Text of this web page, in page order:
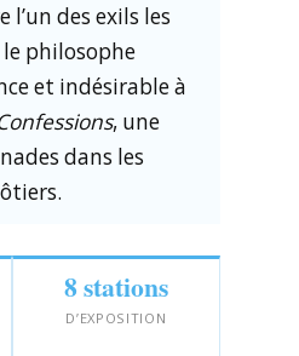
l’un des exils les
le philosophe
et indésirable à
, une
dans les
8 stations
D’EXPOSITION